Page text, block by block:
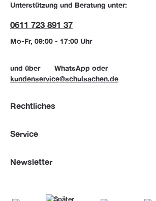
Unterstützung und Beratung unter:
0611 723 891 37
Mo-Fr, 09:00 - 17:00 Uhr
und über WhatsApp oder
kundenservice@schulsachen.de
Rechtliches
Service
Newsletter